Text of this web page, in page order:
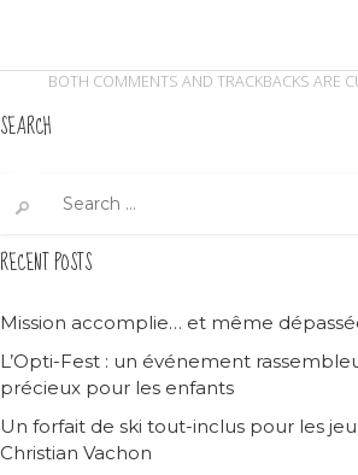
BOTH COMMENTS AND TRACKBACKS ARE
SEARCH
for:
RECENT POSTS
Mission accomplie… et même
L’Opti-Fest : un événement
précieux pour les enfants
Un forfait de ski tout-inclus pour les
Christian Vachon